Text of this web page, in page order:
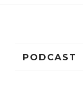
PODCAST